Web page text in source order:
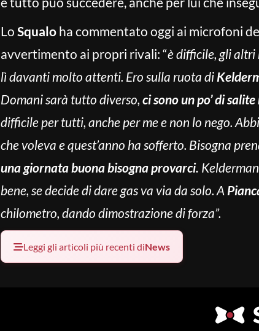
Lo Squalo ha commentato oggi ai microfoni
avvertimento ai propri rivali: “è difficile, gli altri
lì davanti molto attenti. Ero sulla ruota di
Domani sarà tutto diverso, ci sono un po’ di
difficile per tutti, anche per me e non lo nego.
che voleva e quest’anno ha sofferto. Bisogna
una giornata buona bisogna provarci.
bene, se decide di dare gas va via da solo. A
chilometro, dando dimostrazione di forza”.
Leggi gli articoli più recenti diNews